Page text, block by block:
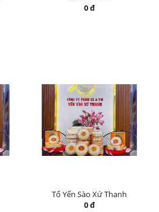
0 đ
Tổ Yến Sào Xứ Thanh
0 đ